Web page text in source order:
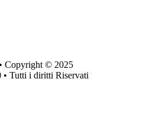
Copyright © 2025
• Tutti i diritti Riservati